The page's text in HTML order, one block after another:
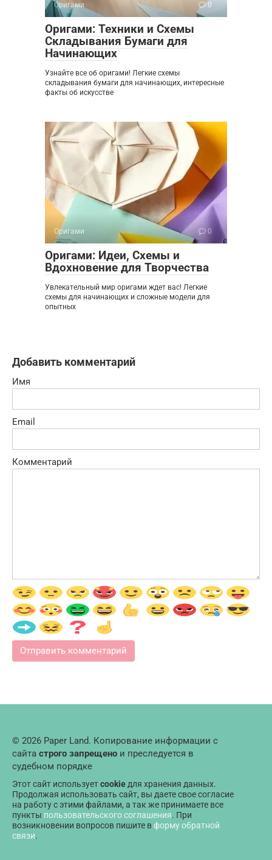
Оригами 0
Оригами: Техники и Схемы
Складывания Бумаги для
Начинающих
Узнайте все об оригами! Легкие схемы
складывания бумаги для начинающих, интересные
факты об искусстве
Оригами 0
Оригами: Идеи, Схемы и
Вдохновение для Творчества
Увлекательный мир оригами ждет вас! Легкие
схемы для начинающих и сложные модели для
опытных
Добавить комментарий
Имя
Email
Комментарий
© 2026 Paper Land. Копирование информации с
сайта строго запрещено и преследуется в
судебном порядке
Этот сайт используетcookie для хранения данных.
Продолжая использовать сайт, вы даете свое согласие
на работу с этими файлами, а так же принимаете все
пункты пользовательского соглашения. При
возникновении вопросов пишите вформу обратной
связи.